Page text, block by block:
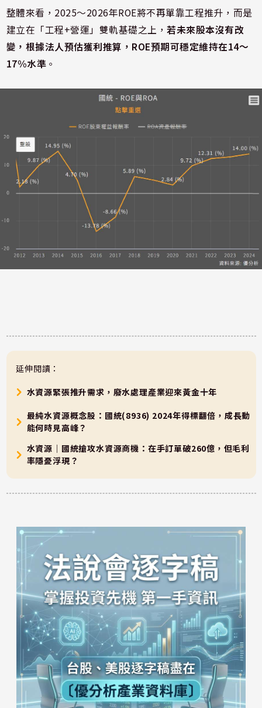
整體來看，2025～2026年ROE將不再單靠工程推升，而是
建立在「工程+營運」雙軌基礎之上，若未來股本沒有改
變，根據法人預估獲利推算，ROE預期可穩定維持在14～
17%水準 。
延伸閱讀：
水資源緊張推升需求，廢水處理產業迎來黃金十年
最純水資源概念股：國統(8936) 2024年得標翻倍，成長動
能何時見高峰？
水資源｜國統搶攻水資源商機：在手訂單破260億，但毛利
率隱憂浮現？